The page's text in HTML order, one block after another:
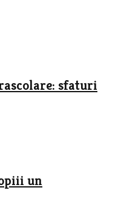
sfaturi
un